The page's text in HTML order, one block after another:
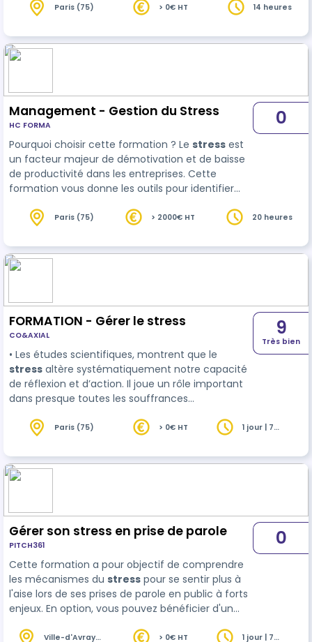
nous révèle aussi nos propres incohérences, nos
Paris (75) > 0€ HT 14 heures
Management - Gestion du Stress
HC FORMA
Pourquoi choisir cette formation ? Le stress est
un facteur majeur de démotivation et de baisse
de productivité dans les entreprises. Cette
formation vous donne les outils pour identifier
développer des stratégies durables pour
0
Paris (75) > 2000€ HT 20 heures
FORMATION - Gérer le stress
CO&AXIAL
• Les études scientifiques, montrent que le
stress altère systématiquement notre capacité
de réflexion et d’action. Il joue un rôle important
dans presque toutes les souffrances
nous révèle aussi nos propres incohérences, nos
9
Très bien
Paris (75) > 0€ HT
1 jour | 7
Gérer son stress en prise de parole
PITCH361
Cette formation a pour objectif de comprendre
les mécanismes du stress pour se sentir plus à
l'aise lors de ses prises de parole en public à forts
enjeux. En option, vous pouvez bénéficier d'un
d'une demi-journée à caler dans les 4 semaines
0
Ville-d'Avray > 0€ HT 1 jour | 7